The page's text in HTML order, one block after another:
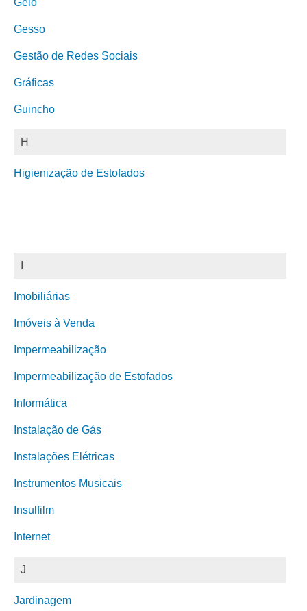
Gelo
Gesso
Gestão de Redes Sociais
Gráficas
Guincho
H
Higienização de Estofados
Imobiliárias
Imóveis à Venda
Impermeabilização
Impermeabilização de Estofados
Informática
Instalação de Gás
Instalações Elétricas
Instrumentos Musicais
Insulfilm
Internet
J
Jardinagem